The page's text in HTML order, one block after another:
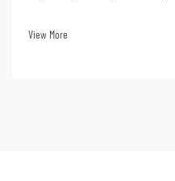
View More